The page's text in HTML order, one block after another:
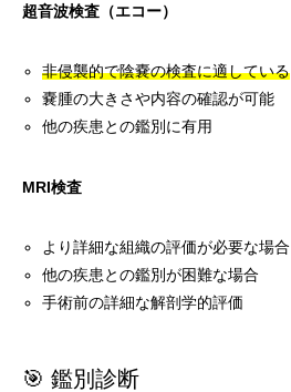
超音波検査（エコー）
非侵襲的で陰嚢の検査に適している
嚢腫の大きさや内容の確認が可能
他の疾患との鑑別に有用
MRI検査
より詳細な組織の評価が必要な場合
他の疾患との鑑別が困難な場合
手術前の詳細な解剖学的評価
🎯 鑑別診断